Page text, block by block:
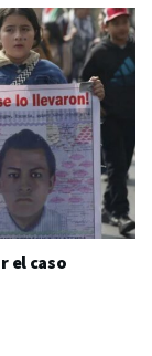
el caso